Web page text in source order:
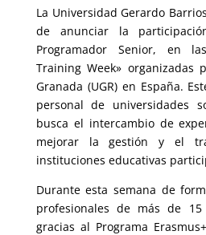
La Universidad Gerardo
de anunciar la
Programador Senior, en
Training Week» organizadas
Granada (UGR) en España.
personal de universidades
busca el intercambio de
mejorar la gestión y el
instituciones educativas
Durante esta semana de
profesionales de más de
gracias al Programa